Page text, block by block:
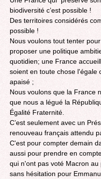
biodiversité c’est possible !
Des territoires considérés
possible !
Nous voulons tout tenter
proposer une politique
quotidien; une France
soient en toute chose l'égale
apaisé ;
Nous voulons que la France
que nous a légué la
Égalité Fraternité.
C’est seulement avec un
renouveau français attendu
C'est pour compter demain
aussi pour prendre en
qui n'ont pas voté Macron
sans hésitation pour